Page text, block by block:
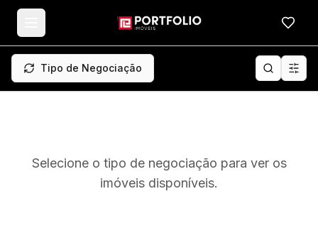
Tipo de Negociação
Selecione o tipo de negociação para ver os
imóveis disponíveis.